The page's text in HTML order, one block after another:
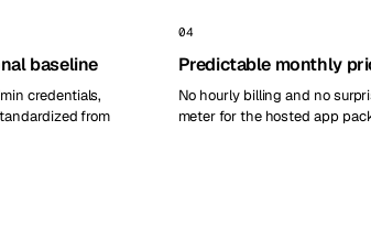
baseline
credentials,
from
04
Predictable monthly
No hourly billing and no
meter for the hosted app